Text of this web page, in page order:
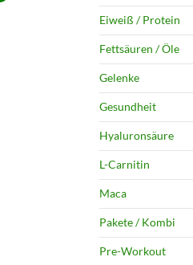
Eiweiß / Protein
Fettsäuren / Öle
Gelenke
Gesundheit
Hyaluronsäure
L-Carnitin
Maca
Pakete / Kombi
Pre-Workout